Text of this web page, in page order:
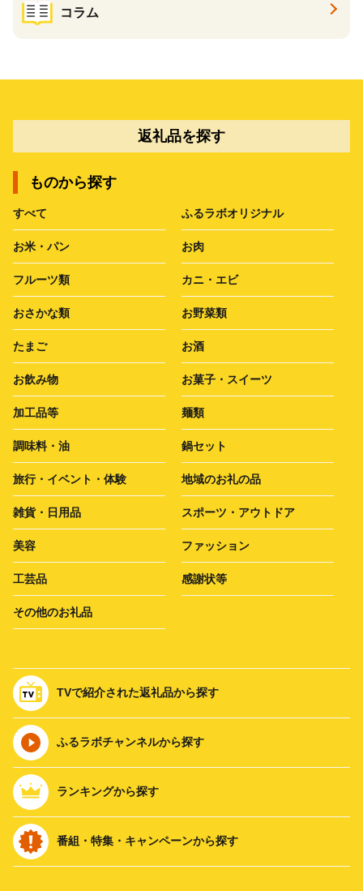
コラム
返礼品を探す
ものから探す
すべて ふるラボオリジナル
お米・パン お肉
フルーツ類 カニ・エビ
おさかな類 お野菜類
たまご お酒
お飲み物 お菓子・スイーツ
加工品等 麺類
調味料・油 鍋セット
旅行・イベント・体験 地域のお礼の品
雑貨・日用品 スポーツ・アウトドア
美容 ファッション
工芸品 感謝状等
その他のお礼品
TVで紹介された返礼品から探す
ふるラボチャンネルから探す
ランキングから探す
番組・特集・キャンペーンから探す